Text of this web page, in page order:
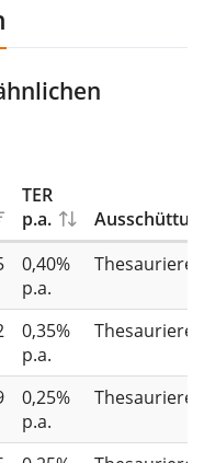
TER
p.a.
0,40%
p.a.
0,35%
p.a.
0,25%
p.a.